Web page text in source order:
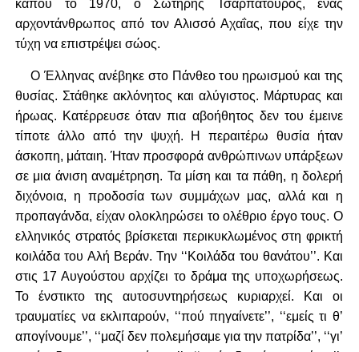
κάπου το 1970, ο Σωτήρης Τσαρπατούρος, ένας
αρχοντάνθρωπος από τον Αλισσό Αχαΐας, που είχε την
τύχη να επιστρέψει σώος.
Ο Έλληνας ανέβηκε στο Πάνθεο του ηρωισμού και της
θυσίας. Στάθηκε ακλόνητος και αλύγιστος. Μάρτυρας και
ήρωας. Κατέρρευσε όταν πια αβοήθητος δεν του έμεινε
τίποτε άλλο από την ψυχή. Η περαιτέρω θυσία ήταν
άσκοπη, μάταιη. Ήταν προσφορά ανθρώπινων υπάρξεων
σε μια άνιση αναμέτρηση. Τα μίση και τα πάθη, η δολερή
διχόνοια, η προδοσία των συμμάχων μας, αλλά και η
προπαγάνδα, είχαν ολοκληρώσει το ολέθριο έργο τους. Ο
ελληνικός στρατός βρίσκεται περικυκλωμένος στη φρικτή
κοιλάδα του Αλή Βεράν. Την ‘‘Κοιλάδα του θανάτου’’. Και
στις 17 Αυγούστου αρχίζει το δράμα της υποχωρήσεως.
Το ένστικτο της αυτοσυντηρήσεως κυριαρχεί. Και οι
τραυματίες να εκλιπαρούν, ‘‘πού πηγαίνετε’’, ‘‘εμείς τι θ’
απογίνουμε’’, ‘‘μαζί δεν πολεμήσαμε για την πατρίδα’’, ‘‘γι’